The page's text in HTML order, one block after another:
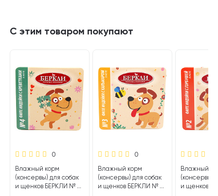
С этим товаром покупают
0
Влажный корм
(консервы) для собак
и щенков БЕРКЛИ № 4
0
Влажный корм
(консервы) для собак
и щенков БЕРКЛИ № 3
Влажный
(консервы)
и щенков